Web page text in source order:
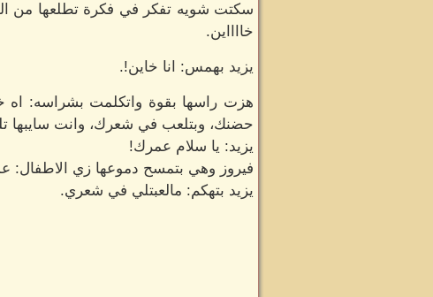
سكتت شويه تفكر في فكرة تطلعها من
خااااين.
يزيد بهمس: انا خاين!.
هزت راسها بقوة واتكلمت بشراسه: اه
حضنك، وبتلعب في شعرك، وانت سايبها
يزيد: يا سلام عمرك!
فيروز وهي بتمسح دموعها زي الاطفال:
يزيد بتهكم: مالعبتلي في شعري.